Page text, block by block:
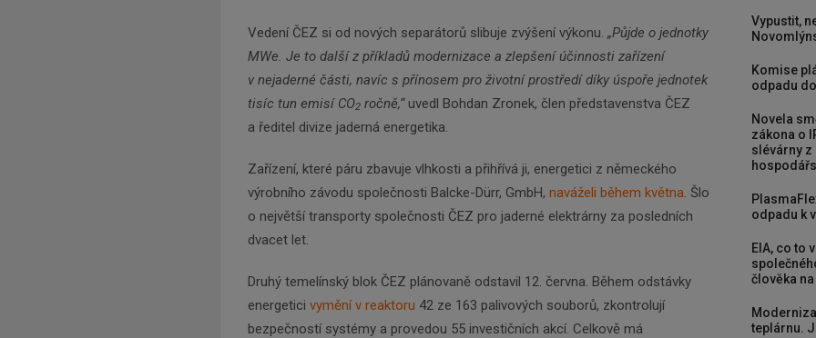
Vedení ČEZ si od nových separátorů slibuje zvýšení výkonu. „Půjde o jednotky
MWe. Je to další z příkladů modernizace a zlepšení účinnosti zařízení
v nejaderné části, navíc s přínosem pro životní prostředí díky úspoře jednotek
tisíc tun emisí CO2 ročně,“uvedl Bohdan Zronek, člen představenstva ČEZ
a ředitel divize jaderná energetika.
Zařízení, které páru zbavuje vlhkosti a přihřívá ji, energetici z německého
výrobního závodu společnosti Balcke-Dürr, GmbH, naváželi během května . Šlo
o největší transporty společnosti ČEZ pro jaderné elektrárny za posledních
dvacet let.
Druhý temelínský blok ČEZ plánovaně odstavil 12. června. Během odstávky
energetici vymění v reaktoru 42 ze 163 palivových souborů, zkontrolují
bezpečností systémy a provedou 55 investičních akcí. Celkově má
Vypustit,
Komise
odpadu do
Novela
zákona o
slévárny
odpadu k
EIA, co to
člověka
teplárnu.